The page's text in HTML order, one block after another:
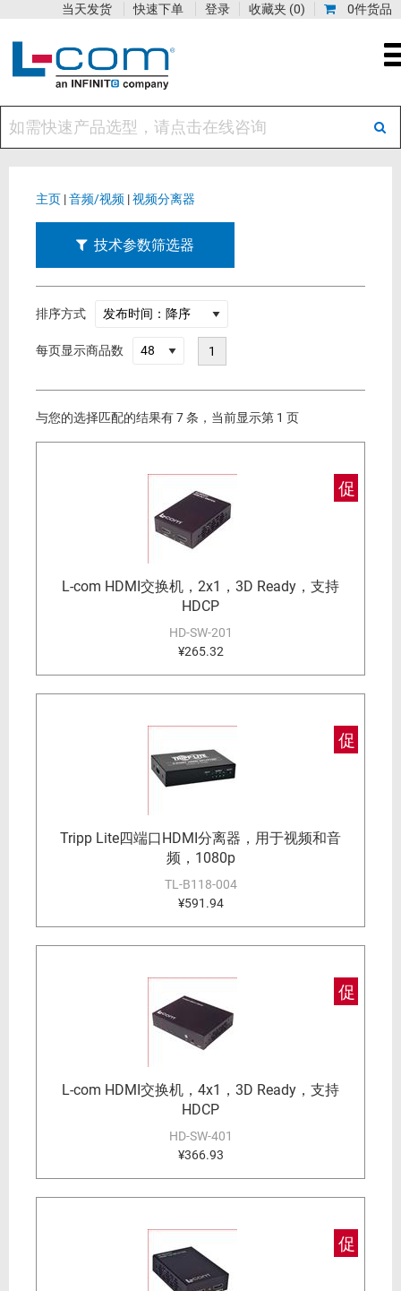
0件货品
收藏夹 (0)
当天发货 快速下单 登录
主页 |音频/视频 |视频分离器
技术参数筛选器
排序方式
每页显示商品数 1
与您的选择匹配的结果有 7 条，当前显示第 1 页
促
L-com HDMI交换机，2x1，3D Ready，支持
HDCP
HD-SW-201
¥265.32
促
Tripp Lite四端口HDMI分离器，用于视频和音
频，1080p
TL-B118-004
¥591.94
促
L-com HDMI交换机，4x1，3D Ready，支持
HDCP
HD-SW-401
¥366.93
促